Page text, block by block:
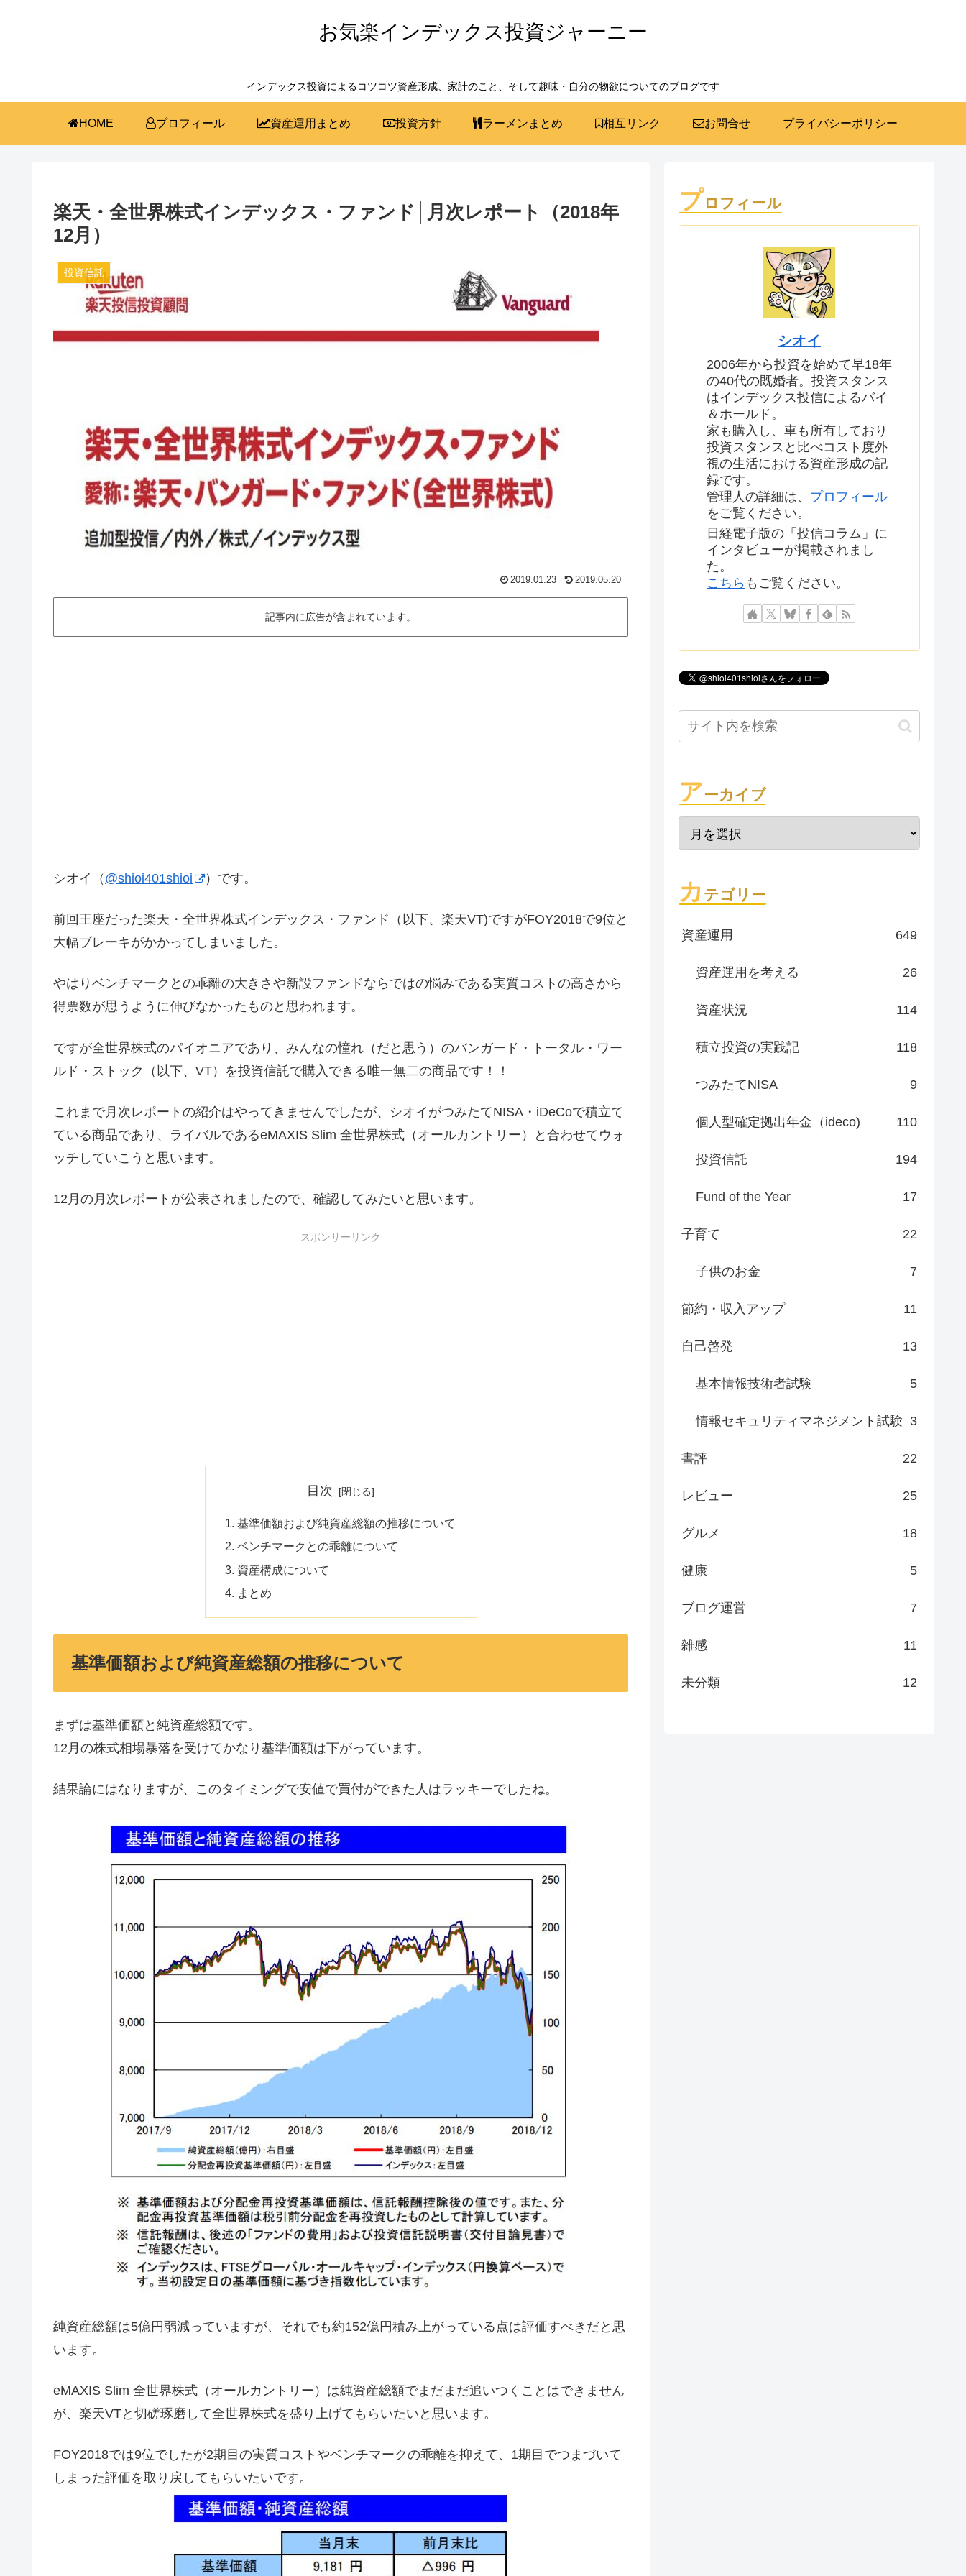
お気楽インデックス投資ジャーニー
インデックス投資によるコツコツ資産形成、家計のこと、そして趣味・自分の物欲についてのブログです
HOME プロフィール 資産運用まとめ 投資方針 ラーメンまとめ 相互リンク お問合せ プライバシーポリシー
楽天・全世界株式インデックス・ファンド│月次レポート（2018年
12月）
投資信託
2019.01.23 2019.05.20
記事内に広告が含まれています。
シオイ（ @shioi401shioi ）です。
前回王座だった楽天・全世界株式インデックス・ファンド（以下、楽天VT)ですがFOY2018で9位と
大幅ブレーキがかかってしまいました。
やはりベンチマークとの乖離の大きさや新設ファンドならではの悩みである実質コストの高さから
得票数が思うように伸びなかったものと思われます。
ですが全世界株式のパイオニアであり、みんなの憧れ（だと思う）のバンガード・トータル・ワー
ルド・ストック（以下、VT）を投資信託で購入できる唯一無二の商品です！！
これまで月次レポートの紹介はやってきませんでしたが、シオイがつみたてNISA・iDeCoで積立て
ている商品であり、ライバルであるeMAXIS Slim 全世界株式（オールカントリー）と合わせてウォ
ッチしていこうと思います。
12月の月次レポートが公表されましたので、確認してみたいと思います。
スポンサーリンク
目次
基準価額および純資産総額の推移について
ベンチマークとの乖離について
資産構成について
まとめ
基準価額および純資産総額の推移について
まずは基準価額と純資産総額です。
12月の株式相場暴落を受けてかなり基準価額は下がっています。
結果論にはなりますが、このタイミングで安値で買付ができた人はラッキーでしたね。
純資産総額は5億円弱減っていますが、それでも約152億円積み上がっている点は評価すべきだと思
います。
eMAXIS Slim 全世界株式（オールカントリー）は純資産総額でまだまだ追いつくことはできません
が、楽天VTと切磋琢磨して全世界株式を盛り上げてもらいたいと思います。
FOY2018では9位でしたが2期目の実質コストやベンチマークの乖離を抑えて、1期目でつまづいて
しまった評価を取り戻してもらいたいです。
プロフィール
シオイ
2006年から投資を始めて早18年
の40代の既婚者。投資スタンス
はインデックス投信によるバイ
＆ホールド。
家も購入し、車も所有しており
投資スタンスと比べコスト度外
視の生活における資産形成の記
録です。
管理人の詳細は、 プロフィール
をご覧ください。
日経電子版の「投信コラム」に
インタビューが掲載されまし
た。
こちら もご覧ください。
アーカイブ
カ テゴリー
資産運用 649
資産運用を考える 26
資産状況 114
積立投資の実践記 118
つみたてNISA 9
個人型確定拠出年金（ideco) 110
投資信託 194
Fund of the Year 17
子育て 22
子供のお金 7
節約・収入アップ 11
自己啓発 13
基本情報技術者試験 5
情報セキュリティマネジメント試験 3
書評 22
レビュー 25
グルメ 18
健康 5
ブログ運営 7
雑感 11
未分類 12